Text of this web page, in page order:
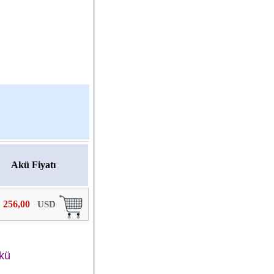
Akü Fiyatı
256,00 USD